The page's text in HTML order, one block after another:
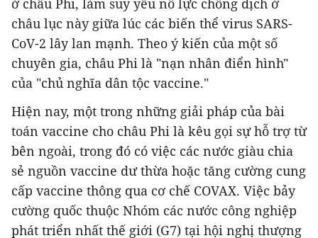
châu lục này giữa lúc các biến thể virus SARS-
CoV-2 lây lan mạnh. Theo ý kiến của một số
chuyên gia, châu Phi là "nạn nhân điển hình"
của "chủ nghĩa dân tộc vaccine."
Hiện nay, một trong những giải pháp của bài
toán vaccine cho châu Phi là kêu gọi sự hỗ trợ từ
bên ngoài, trong đó có việc các nước giàu chia
sẻ nguồn vaccine dư thừa hoặc tăng cường cung
cấp vaccine thông qua cơ chế COVAX. Việc bảy
cường quốc thuộc Nhóm các nước công nghiệp
phát triển nhất thế giới (G7) tại hội nghị thượng